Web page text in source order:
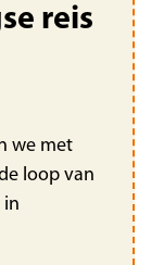
reis
we met
loop van
in